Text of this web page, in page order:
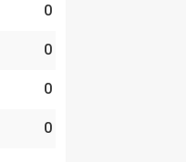
0
0
0
0